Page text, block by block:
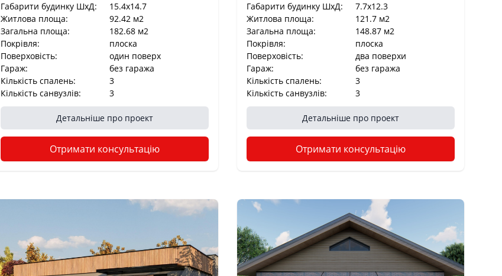
Габарити будинку ШхД:
15.4x14.7
Житлова площа:
92.42 м2
Загальна площа:
182.68 м2
Покрівля:
плоска
Поверховість:
один поверх
Гараж:
без гаража
Кількість спалень:
3
Кількість санвузлів:
3
Детальніше про проект
Отримати консультацію
Габарити будинку ШхД:
7.7x12.3
Житлова площа:
121.7 м2
Загальна площа:
148.87 м2
Покрівля:
плоска
Поверховість:
два поверхи
Гараж:
без гаража
Кількість спалень:
3
Кількість санвузлів:
3
Детальніше про проект
Отримати консультацію